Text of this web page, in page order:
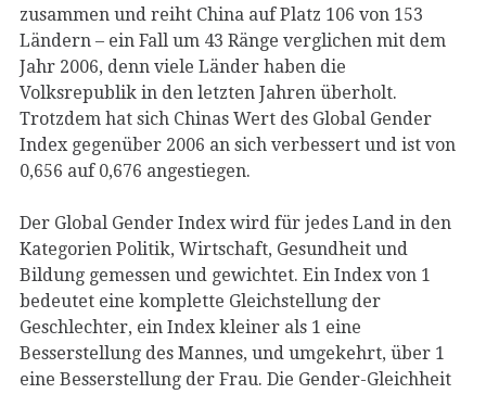
zusammen und reiht China auf Platz 106 von 153
Ländern – ein Fall um 43 Ränge verglichen mit dem
Jahr 2006, denn viele Länder haben die
Volksrepublik in den letzten Jahren überholt.
Trotzdem hat sich Chinas Wert des Global Gender
Index gegenüber 2006 an sich verbessert und ist von
0,656 auf 0,676 angestiegen.
Der Global Gender Index wird für jedes Land in den
Kategorien Politik, Wirtschaft, Gesundheit und
Bildung gemessen und gewichtet. Ein Index von 1
bedeutet eine komplette Gleichstellung der
Geschlechter, ein Index kleiner als 1 eine
Besserstellung des Mannes, und umgekehrt, über 1
eine Besserstellung der Frau. Die Gender-Gleichheit